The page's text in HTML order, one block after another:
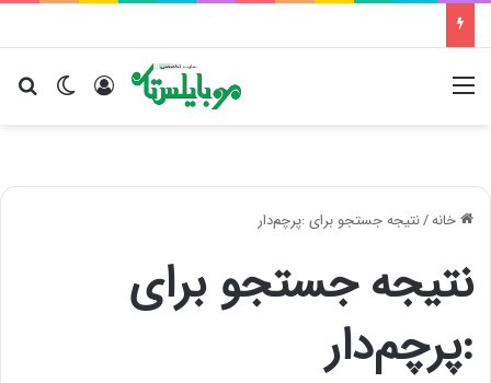
تغییر ورود
خانه/نتیجه جستجو برای :پرچم‌دار
نتیجه جستجو برای
:پرچم‌دار